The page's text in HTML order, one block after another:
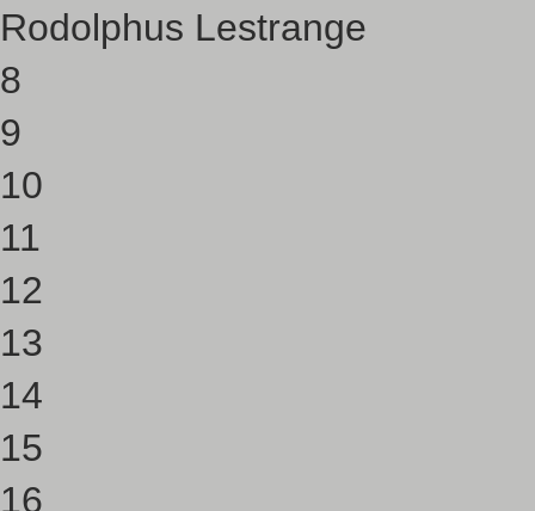
Rodolphus Lestrange
8
9
10
11
12
13
14
15
16